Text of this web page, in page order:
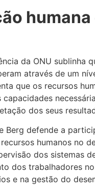
humana
da ONU sublinha
através de um
que os recursos
dos seus
Berg defende a
humanos no
dos sistemas
dos trabalhadores
e na gestão do